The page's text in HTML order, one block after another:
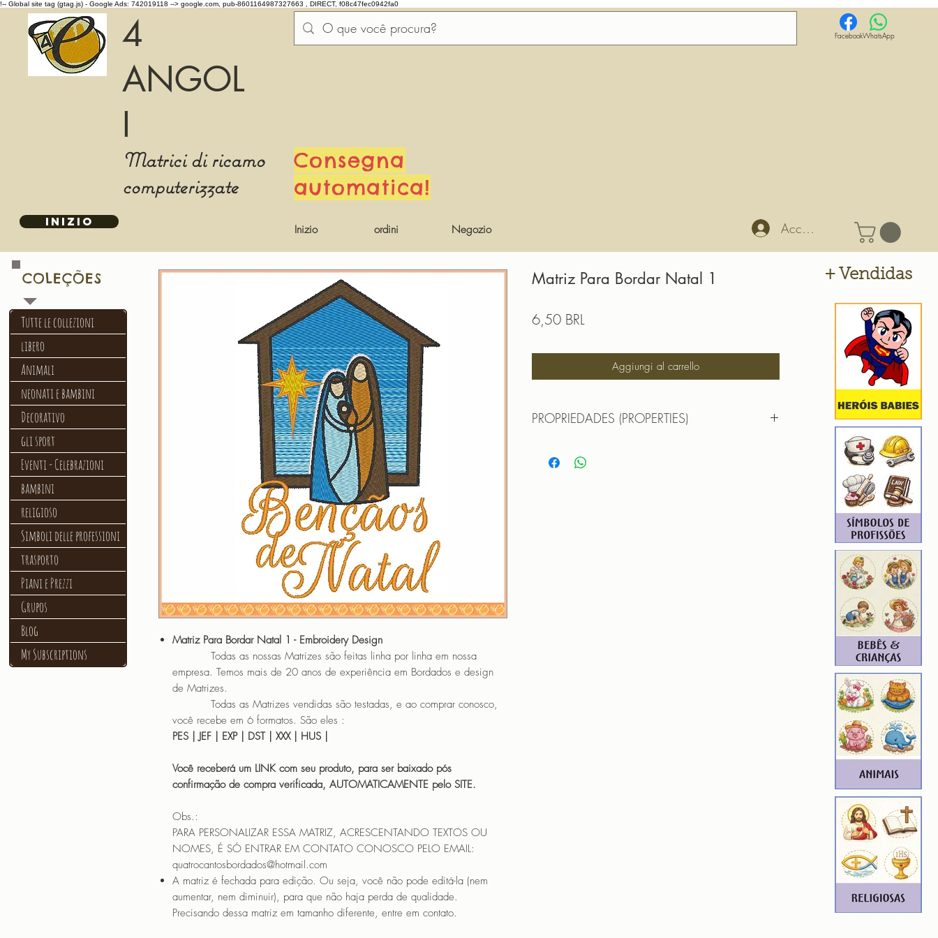
!-- Global site tag (gtag.js) - Google Ads: 742019118 --> google.com, pub-8601164987327663 , DIRECT, f08c47fec0942fa0
4
ANGOL
I
Matrici di ricamo
computerizzate
Consegna
automatica!
FacebookWhatsApp
INIZIO
Inizio ordini Negozio Accedi
Matriz Para Bordar Natal 1 - Embroidery Design
Todas as nossas Matrizes são feitas linha por linha em nossa
empresa. Temos mais de 20 anos de experiência em Bordados e design
de Matrizes.
Todas as Matrizes vendidas são testadas, e ao comprar conosco,
você recebe em 6 formatos. São eles :
PES | JEF | EXP | DST | XXX | HUS |
Você receberá um LINK com seu produto, para ser baixado pós
confirmação de compra verificada, AUTOMATICAMENTE pelo SITE.
Obs.:
PARA PERSONALIZAR ESSA MATRIZ, ACRESCENTANDO TEXTOS OU
NOMES, É SÓ ENTRAR EM CONTATO CONOSCO PELO EMAIL:
quatrocantosbordados@hotmail.com
A matriz é fechada para edição. Ou seja, você não pode editá-la (nem
aumentar, nem diminuir), para que não haja perda de qualidade.
Precisando dessa matriz em tamanho diferente, entre em contato.
Matriz Para Bordar Natal 1
6,50 BRL
Aggiungi al carrello
PROPRIEDADES (PROPERTIES)
PONTOS (STITCHES): 31788
Tutte le collezioni
libero
Animali
neonati e bambini
Decorativo
gli sport
Eventi - Celebrazioni
bambini
religioso
Simboli delle professioni
trasporto
Piani e Prezzi
Grupos
Blog
My Subscriptions
COLEÇÕES + Vendidas